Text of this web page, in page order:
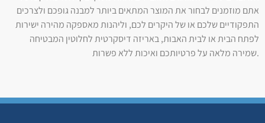
אתם מוזמנים לבחור את המוצר המתאים ביותר למבנה גופכם ולצרכים
התפקודיים שלכם או של היקרים לכם, וליהנות מאספקה מהירה ישירות
לפתח הבית או לבית האבות, באריזה דיסקרטית לחלוטין המבטיחה
שמירה מלאה על פרטיותכם ואיכות ללא פשרות.